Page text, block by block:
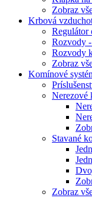
Zobraz
Krbová
Regulátor
Rozvody
Rozvody
Zobraz
Komínové
Nerezové
Stavané
Zobraz